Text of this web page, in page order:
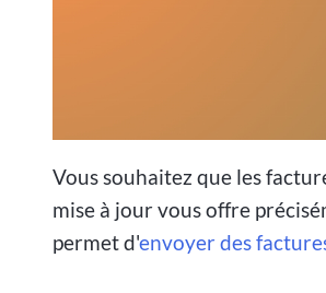
Vous souhaitez que les
mise à jour vous offre
permet d'envoyer des